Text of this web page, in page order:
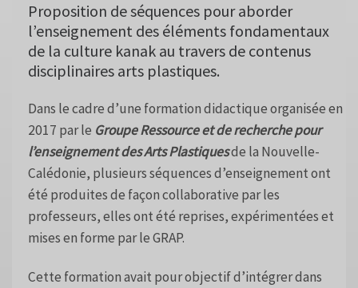
Proposition de séquences pour aborder
l’enseignement des éléments fondamentaux
de la culture kanak au travers de contenus
disciplinaires arts plastiques.
Dans le cadre d’une formation didactique organisée en
2017 par le Groupe Ressource et de recherche pour
l’enseignement des Arts Plastiquesde la Nouvelle-
Calédonie, plusieurs séquences d’enseignement ont
été produites de façon collaborative par les
professeurs, elles ont été reprises, expérimentées et
mises en forme par le GRAP.
Cette formation avait pour objectif d’intégrer dans